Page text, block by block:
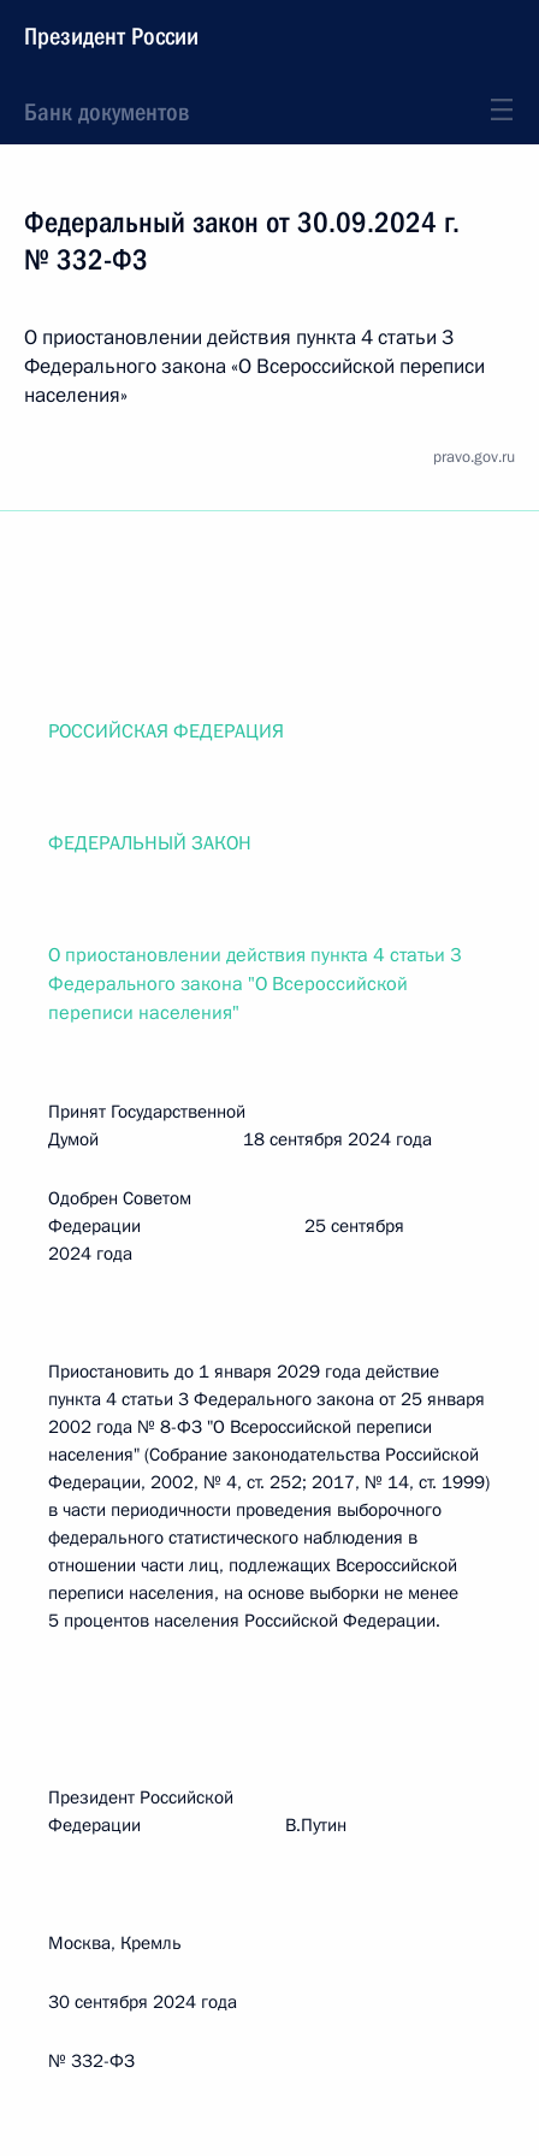
Президент России
Банк документов
Федеральный закон от 30.09.2024 г.
№ 332-ФЗ
О приостановлении действия пункта 4 статьи 3
Федерального закона «О Всероссийской переписи
населения»
pravo.gov.ru
РОССИЙСКАЯ ФЕДЕРАЦИЯ
ФЕДЕРАЛЬНЫЙ ЗАКОН
О приостановлении действия пункта 4 статьи 3
Федерального закона "О Всероссийской
переписи населения"
Принят Государственной
Думой 18 сентября 2024 года
Одобрен Советом
Федерации 25 сентября
2024 года
Приостановить до 1 января 2029 года действие
пункта 4 статьи 3 Федерального закона от 25 января
2002 года № 8-ФЗ "О Всероссийской переписи
населения" (Собрание законодательства Российской
Федерации, 2002, № 4, ст. 252; 2017, № 14, ст. 1999)
в части периодичности проведения выборочного
федерального статистического наблюдения в
отношении части лиц, подлежащих Всероссийской
переписи населения, на основе выборки не менее
5 процентов населения Российской Федерации.
Президент Российской
Федерации В.Путин
Москва, Кремль
30 сентября 2024 года
№ 332-ФЗ